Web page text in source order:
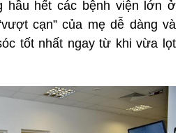
hầu hết các bệnh viện lớn ở
cạn” của mẹ dễ dàng và
tốt nhất ngay từ khi vừa lọt